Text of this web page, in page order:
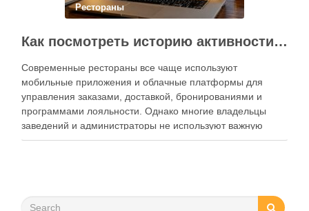
Рестораны
Как посмотреть историю активности приложения для ресторана и зачем это нужно бизнесу
Современные рестораны все чаще используют
мобильные приложения и облачные платформы для
управления заказами, доставкой, бронированиями и
программами лояльности. Однако многие владельцы
заведений и администраторы не используют важную
функцию — просмотр истории активности приложения.